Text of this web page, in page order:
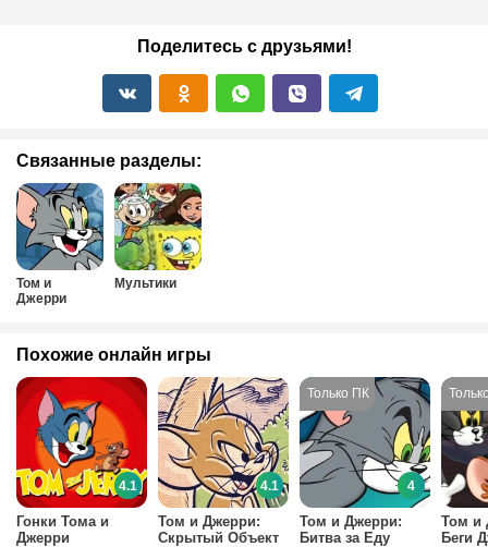
Поделитесь с друзьями!
Связанные разделы:
Том и
Джерри
Мультики
Похожие онлайн игры
Гонки Тома и
Джерри
4.1
Том и Джерри:
Скрытый Объект
4.1
Том и Джерри:
Битва за Еду
4
Том и
Беги